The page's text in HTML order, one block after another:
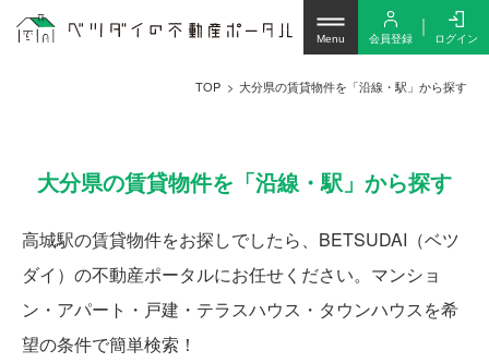
Menu 会員登録 ログイン
TOP 大分県の賃貸物件を「沿線・駅」から探す
大分県の賃貸物件を「沿線・駅」から探す
高城駅の賃貸物件をお探しでしたら、BETSUDAI（ベツ
ダイ）の不動産ポータルにお任せください。マンショ
ン・アパート・戸建・テラスハウス・タウンハウスを希
望の条件で簡単検索！